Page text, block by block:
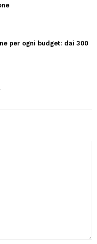
per ogni budget: dai 300